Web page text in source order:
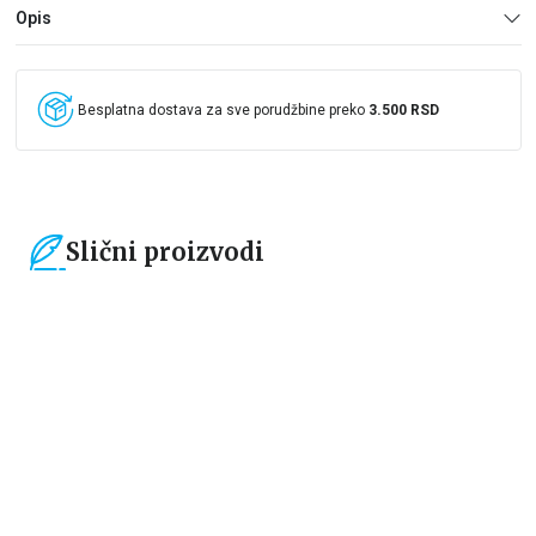
Opis
Besplatna dostava za sve porudžbine preko 3.500 RSD
Slični proizvodi